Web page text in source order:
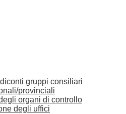
gruppi consiliari
provinciali
organi di controllo
degli uffici